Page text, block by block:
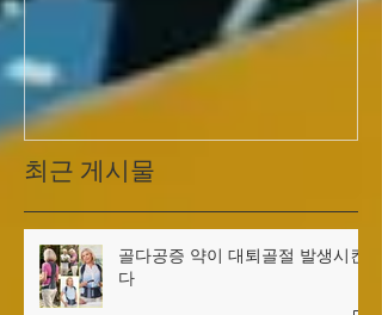
MEDI History
최근 게시물